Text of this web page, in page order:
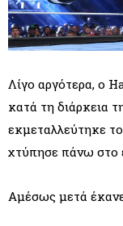
Λίγο αργότερα, ο
κατά τη διάρκεια
εκμεταλλεύτηκε
χτύπησε πάνω στο
Αμέσως μετά